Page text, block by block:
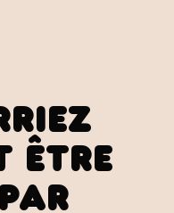
ÊTRE